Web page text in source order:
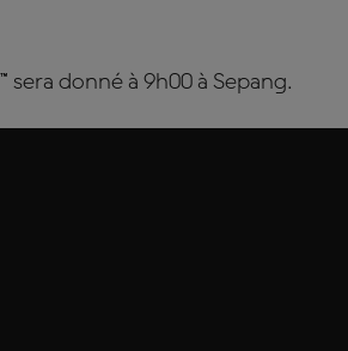
donné à 9h00 à Sepang.